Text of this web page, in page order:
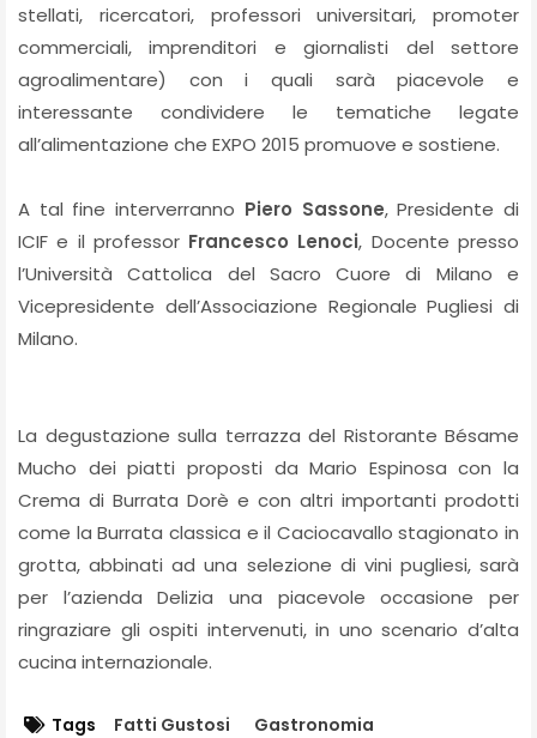
stellati, ricercatori, professori universitari, promoter
commerciali, imprenditori e giornalisti del settore
agroalimentare) con i quali sarà piacevole e
interessante condividere le tematiche legate
all’alimentazione che EXPO 2015 promuove e sostiene.
A tal fine interverranno Piero Sassone, Presidente di
ICIF e il professor Francesco Lenoci, Docente presso
l’Università Cattolica del Sacro Cuore di Milano e
Vicepresidente dell’Associazione Regionale Pugliesi di
Milano.
La degustazione sulla terrazza del Ristorante Bésame
Mucho dei piatti proposti da Mario Espinosa con la
Crema di Burrata Dorè e con altri importanti prodotti
come la Burrata classica e il Caciocavallo stagionato in
grotta, abbinati ad una selezione di vini pugliesi, sarà
per l’azienda Delizia una piacevole occasione per
ringraziare gli ospiti intervenuti, in uno scenario d’alta
cucina internazionale.
Tags Fatti Gustosi Gastronomia